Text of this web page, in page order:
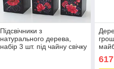
Підсвічники з
натурального дерева,
набір 3 шт. під чайну свічку